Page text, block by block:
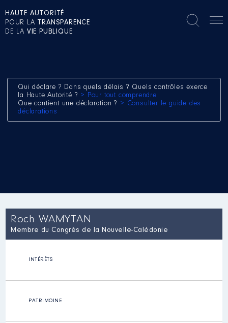
HAUTE AUTORITÉ
POUR LA TRANSPARENCE
DE LA VIE PUBLIQUE
Qui déclare ? Dans quels délais ? Quels contrôles exerce
la Haute Autorité ? > Pour tout comprendre
Que contient une déclaration ? > Consulter le guide des
déclarations
Roch WAMYTAN
Membre du Congrès de la Nouvelle-Calédonie
INTÉRÊTS
PATRIMOINE